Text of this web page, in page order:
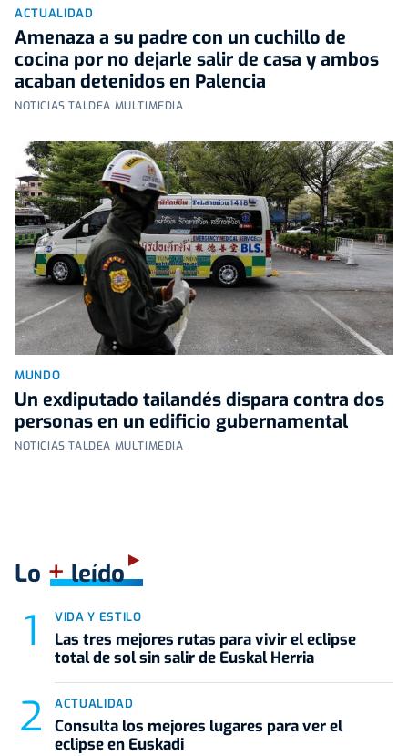
ACTUALIDAD
Amenaza a su padre con un cuchillo de
cocina por no dejarle salir de casa y ambos
acaban detenidos en Palencia
NOTICIAS TALDEA MULTIMEDIA
MUNDO
Un exdiputado tailandés dispara contra dos
personas en un edificio gubernamental
NOTICIAS TALDEA MULTIMEDIA
Lo +leído
VIDA Y ESTILO
Las tres mejores rutas para vivir el eclipse
total de sol sin salir de Euskal Herria
ACTUALIDAD
Consulta los mejores lugares para ver el
eclipse en Euskadi